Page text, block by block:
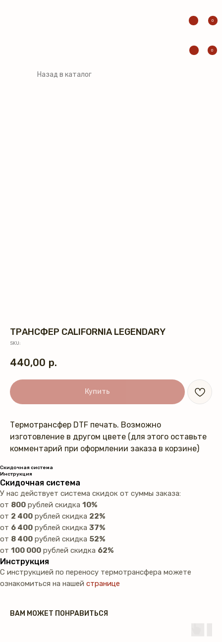
0
0
Назад в каталог
ТРАНСФЕР CALIFORNIA LEGENDARY
SKU:
440,00 р.
Купить
Термотрансфер DTF печать. Возможно
изготовление в другом цвете (для этого оставьте
комментарий при оформлении заказа в корзине)
Скидочная система
Инструкция
Скидочная система
У нас действует система скидок от суммы заказа:
от 800 рублей скидка 10%
от 2 400 рублей скидка 22%
от 6 400 рублей скидка 37%
от 8 400 рублей скидка 52%
от 100 000 рублей скидка 62%
Инструкция
С инструкцией по переносу термотрансфера можете
ознакомиться на нашей странице
ВАМ МОЖЕТ ПОНРАВИТЬСЯ